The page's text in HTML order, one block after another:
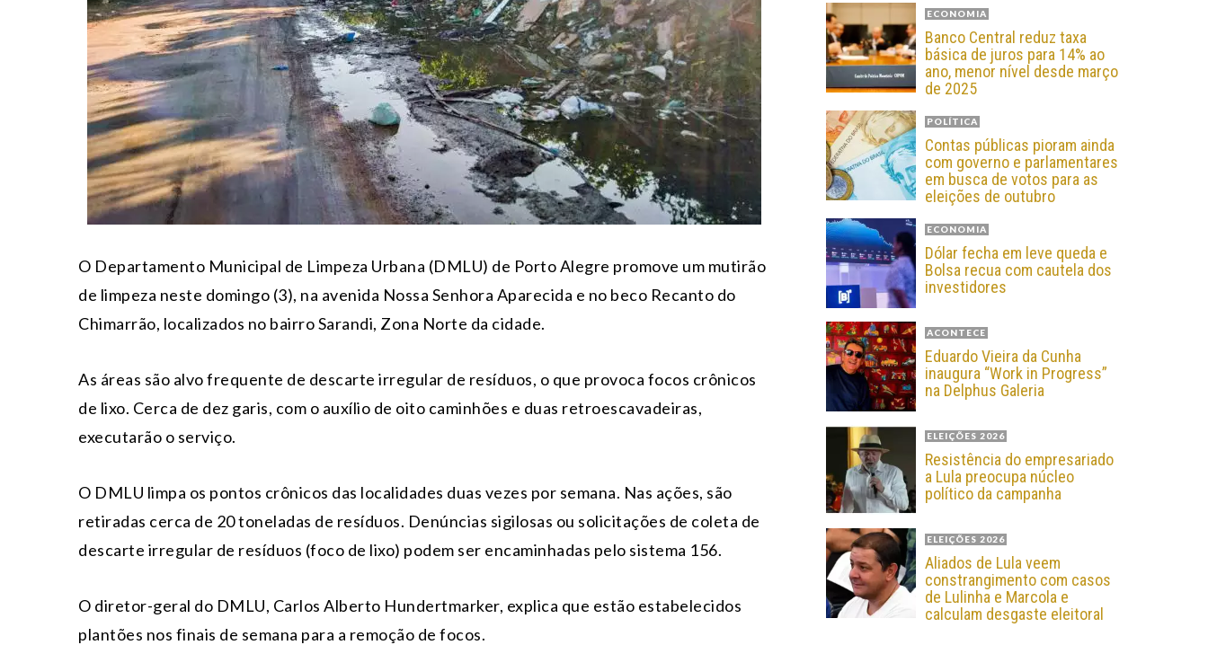
O Departamento Municipal de Limpeza Urbana (DMLU) de Porto Alegre promove um mutirão
de limpeza neste domingo (3), na avenida Nossa Senhora Aparecida e no beco Recanto do
Chimarrão, localizados no bairro Sarandi, Zona Norte da cidade.
As áreas são alvo frequente de descarte irregular de resíduos, o que provoca focos crônicos
de lixo. Cerca de dez garis, com o auxílio de oito caminhões e duas retroescavadeiras,
executarão o serviço.
O DMLU limpa os pontos crônicos das localidades duas vezes por semana. Nas ações, são
retiradas cerca de 20 toneladas de resíduos. Denúncias sigilosas ou solicitações de coleta de
descarte irregular de resíduos (foco de lixo) podem ser encaminhadas pelo sistema 156.
O diretor-geral do DMLU, Carlos Alberto Hundertmarker, explica que estão estabelecidos
plantões nos finais de semana para a remoção de focos.
ECONOMIA
Banco Central reduz taxa
básica de juros para 14% ao
ano, menor nível desde março
de 2025
POLÍTICA
Contas públicas pioram ainda
com governo e parlamentares
em busca de votos para as
eleições de outubro
ECONOMIA
Dólar fecha em leve queda e
Bolsa recua com cautela dos
investidores
ACONTECE
Eduardo Vieira da Cunha
inaugura “Work in Progress”
na Delphus Galeria
ELEIÇÕES 2026
Resistência do empresariado
a Lula preocupa núcleo
político da campanha
ELEIÇÕES 2026
Aliados de Lula veem
constrangimento com casos
de Lulinha e Marcola e
calculam desgaste eleitoral